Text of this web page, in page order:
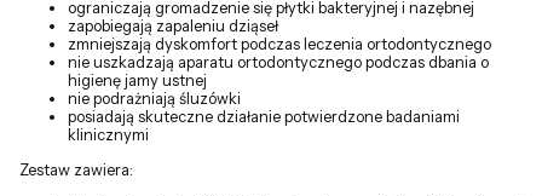
ograniczają gromadzenie się płytki bakteryjnej i nazębnej
zapobiegają zapaleniu dziąseł
zmniejszają dyskomfort podczas leczenia ortodontycznego
nie uszkadzają aparatu ortodontycznego podczas dbania o
higienę jamy ustnej
nie podrażniają śluzówki
posiadają skuteczne działanie potwierdzone badaniami
klinicznymi
Zestaw zawiera: